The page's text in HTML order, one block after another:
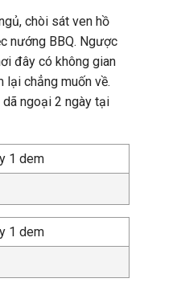
chòi sát ven hồ
nướng BBQ. Ngược
đây có không gian
lại chẳng muốn về.
ngoại 2 ngày tại